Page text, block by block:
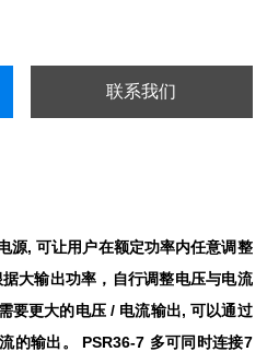
联系我们
源,可让用户在额定功率内任意调整
大输出功率，自行调整电压与电流
要更大的电压/ 电流输出,可以通过
的输出。 PSR36-7 多可同时连接7